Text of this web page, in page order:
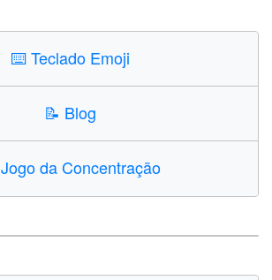
⌨️Teclado Emoji
📝 Blog
Jogo da Concentração